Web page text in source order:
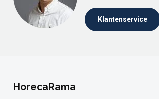
Klantenservice
HorecaRama